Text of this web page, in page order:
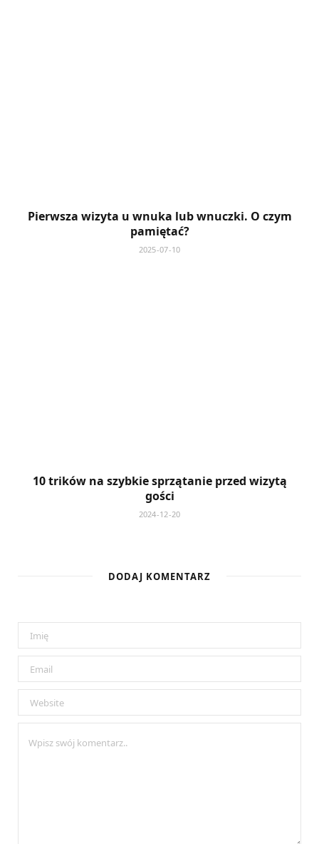
Pierwsza wizyta u wnuka lub wnuczki. O czym
pamiętać?
2025-07-10
10 trików na szybkie sprzątanie przed wizytą
gości
2024-12-20
DODAJ KOMENTARZ